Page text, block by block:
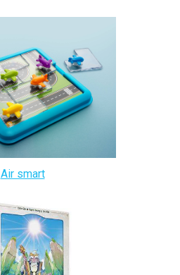
Air smart